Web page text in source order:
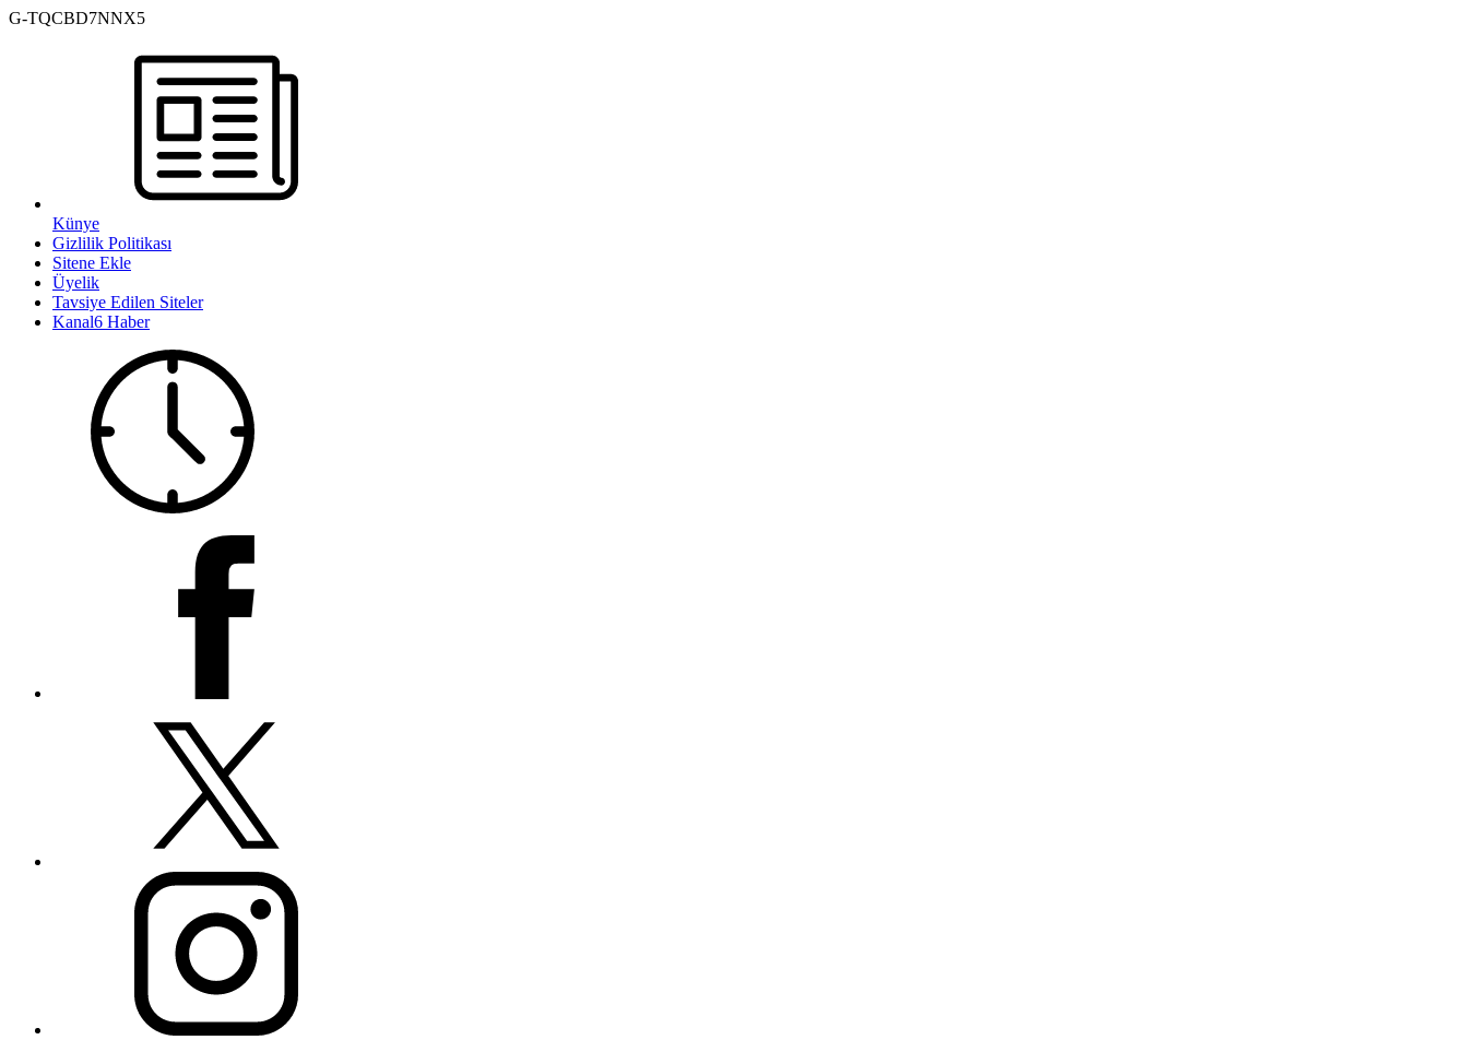
G-TQCBD7NNX5
Künye
Gizlilik Politikası
Sitene Ekle
Üyelik
Tavsiye Edilen Siteler
Kanal6 Haber